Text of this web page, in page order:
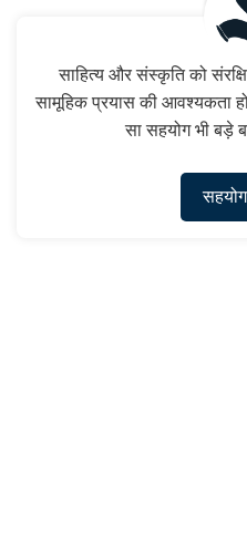
साहित्य और संस्कृति को
सामूहिक प्रयास की आवश्यकता
सा सहयोग भी बड़े